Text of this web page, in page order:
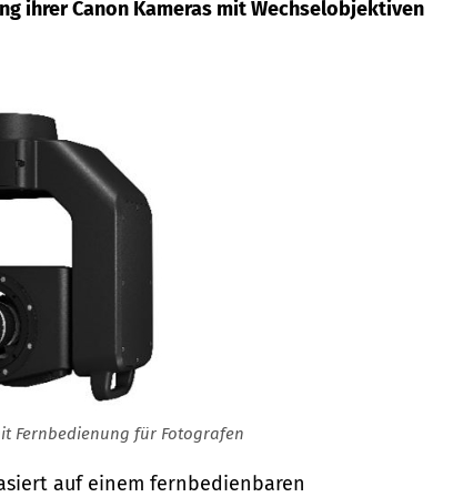
ihrer Canon Kameras mit Wechselobjektiven
Fernbedienung für Fotografen
auf einem fernbedienbaren